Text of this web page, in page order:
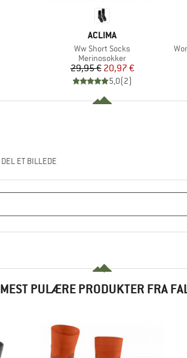
MÆRKE
ACLIMA
Artikel
Ww Short Socks
Produktgruppe
Merinosokker
Pris
29,95 €Nedsat pris
20,97 €
5,0(2)
DEL ET BILLEDE
MEST PULÆRE PRODUKTER FRA